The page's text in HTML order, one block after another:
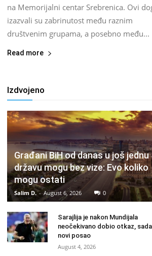
na Memorijalni centar Srebrenica. Ovi
izazvali su zabrinutost među raznim
društvenim grupama, a posebno među...
Read more
Izdvojeno
Građani BiH od danas u još jednu
državu mogu bez vize: Evo koliko
mogu ostati
Salim D. - August 6, 2026 0
Sarajlija je nakon Mundijala
neočekivano dobio otkaz,
novi posao
August 4, 2026